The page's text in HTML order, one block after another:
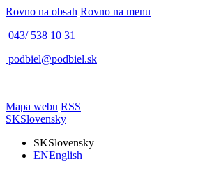
Rovno na obsah Rovno na menu
043/ 538 10 31
podbiel@podbiel.sk
Mapa webu RSS
SKSlovensky
SKSlovensky
ENEnglish